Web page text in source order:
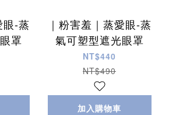
眼-蒸
罩
｜粉害羞｜蒸愛眼-蒸
氣可塑型遮光眼罩
NT$440
NT$490
加入購物車